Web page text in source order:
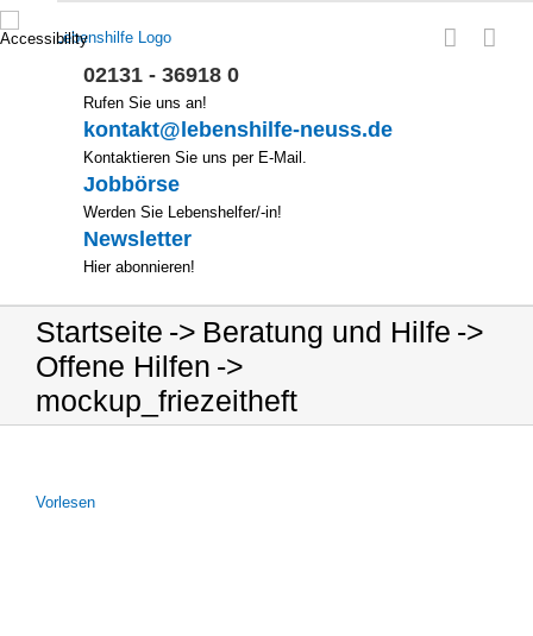
Zum
Inhalt
02131 - 36918 0
Rufen Sie uns an!
kontakt@lebenshilfe-neuss.de
Kontaktieren Sie uns per E-Mail.
Jobbörse
Werden Sie Lebenshelfer/-in!
Newsletter
Hier abonnieren!
Startseite
Beratung und Hilfe
Offene Hilfen
mockup_friezeitheft
Vor­le­sen